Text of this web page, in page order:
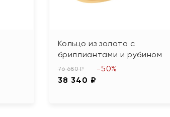
Кольцо из золота с
бриллиантами и рубином
76 680 ₽
38 340 ₽
-50%